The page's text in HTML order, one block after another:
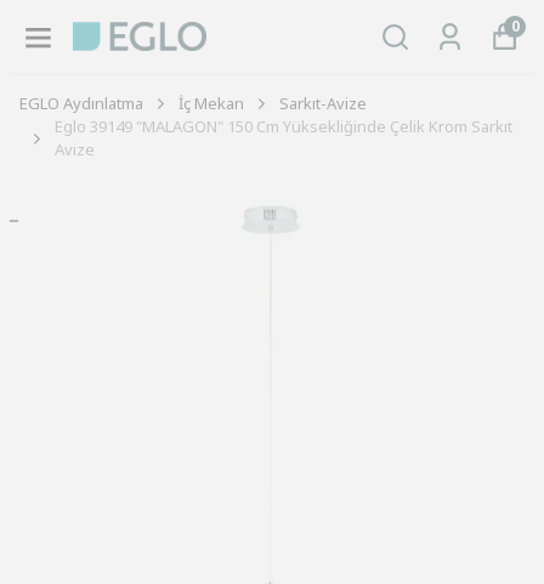
0
EGLO Aydınlatma İç Mekan
Sarkıt-Avize
Eglo 39149 "MALAGON" 150 Cm Yüksekliğinde Çelik Krom Sarkıt
Avize